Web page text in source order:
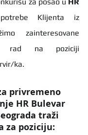
Klijenta iz
zainteresovane
rad na poziciji
ka.
privremeno
HR Bulevar
traži
za poziciju: